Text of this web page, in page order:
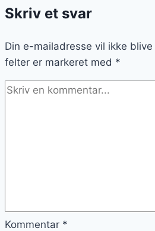
Skriv et svar
Din e-mailadresse vil ikke
felter er markeret med *
Kommentar *